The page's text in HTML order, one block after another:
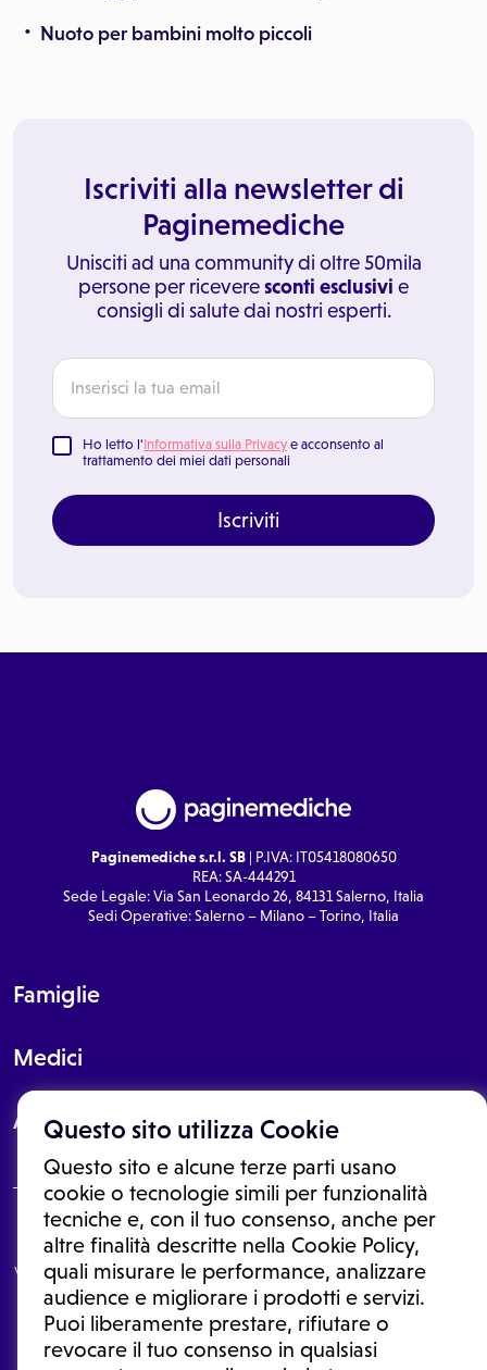
Questo sito utilizza Cookie
Questo sito e alcune terze parti usano
cookie o tecnologie simili per funzionalità
tecniche e, con il tuo consenso, anche per
altre finalità descritte nella Cookie Policy,
quali misurare le performance, analizzare
audience e migliorare i prodotti e servizi.
Puoi liberamente prestare, rifiutare o
revocare il tuo consenso in qualsiasi
Nuoto per bambini molto piccoli
Iscriviti alla newsletter di
Paginemediche
Unisciti ad una community di oltre 50mila
persone per riceveresconti esclusivi e
consigli di salute dai nostri esperti.
Ho letto l'Informativa sulla Privacy e acconsento al
trattamento dei miei dati personali
Iscriviti
Paginemediche s.r.l. SB| P.IVA: IT05418080650
REA: SA-444291
Sede Legale: Via San Leonardo 26, 84131 Salerno, Italia
Sedi Operative: Salerno – Milano – Torino, Italia
Famiglie
Medici
About
Le informazioni proposte in questo sito non sono un consulto medico.
In nessun caso, queste informazioni sostituiscono un consulto, una
visita o una diagnosi formulata dal medico. Non si devono considerare
le informazioni disponibili come suggerimenti per la formulazione di
una diagnosi, la determinazione di un trattamento o l'assunzione o
sospensione di un farmaco senza prima consultare un medico di
medicina generale o uno specialista.